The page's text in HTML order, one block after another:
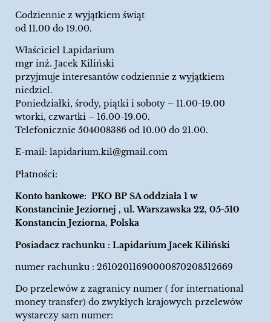
Codziennie z wyjątkiem świąt
od 11.00 do 19.00.
Właściciel Lapidarium
mgr inż. Jacek Kiliński
przyjmuje interesantów codziennie z wyjątkiem
niedziel.
Poniedziałki, środy, piątki i soboty – 11.00-19.00
wtorki, czwartki – 16.00-19.00.
Telefonicznie 504008386 od 10.00 do 21.00.
E-mail: lapidarium.kil@gmail.com
Płatności:
Konto bankowe: PKO BP SA oddziała 1 w
Konstancinie Jeziornej , ul. Warszawska 22, 05-510
Konstancin Jeziorna, Polska
Posiadacz rachunku : Lapidarium Jacek Kiliński
numer rachunku : 26102011690000870208512669
Do przelewów z zagranicy numer ( for international
money transfer) do zwykłych krajowych przelewów
wystarczy sam numer: